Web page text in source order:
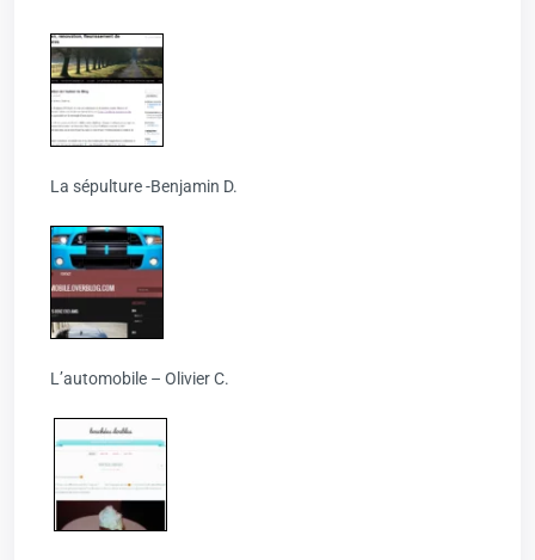
La sépulture -Benjamin D.
L’automobile – Olivier C.